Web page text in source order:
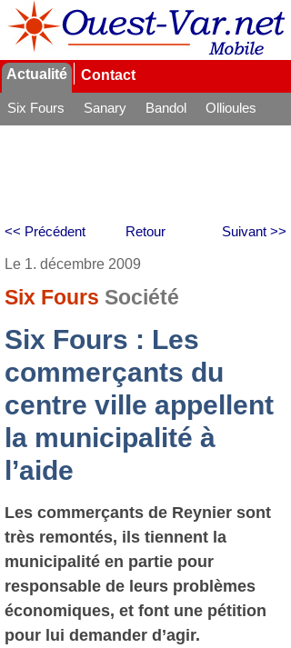
Actualité Contact
Six Fours Sanary Bandol
Ollioules
Retour
<< Précédent Suivant >>
Le 1. décembre 2009
Six Fours Société
Six Fours : Les
commerçants du
centre ville appellent
la municipalité à
l’aide
Les commerçants de Reynier sont
très remontés, ils tiennent la
municipalité en partie pour
responsable de leurs problèmes
économiques, et font une pétition
pour lui demander d’agir.